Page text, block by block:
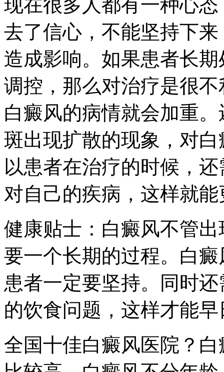
现在很多人都有一种心
去了信心，不能坚持下
造成影响。如果患者长
调控，那么对治疗是很
白癜风的病情就会加重
斑出现扩散的现象，对
以患者在治疗的时候，
对自己的疾病，这样就
健康贴士：白癜风不管
要一个长期的过程。白
患者一定要坚持。同时
的饮食问题，这样才能
全国十佳白癜风医院？